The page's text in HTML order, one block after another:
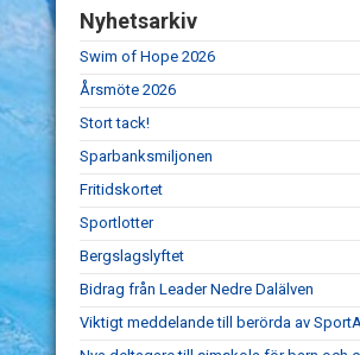
Nyhetsarkiv
Swim of Hope 2026
Årsmöte 2026
Stort tack!
Sparbanksmiljonen
Fritidskortet
Sportlotter
Bergslagslyftet
Bidrag från Leader Nedre Dalälven
Viktigt meddelande till berörda av